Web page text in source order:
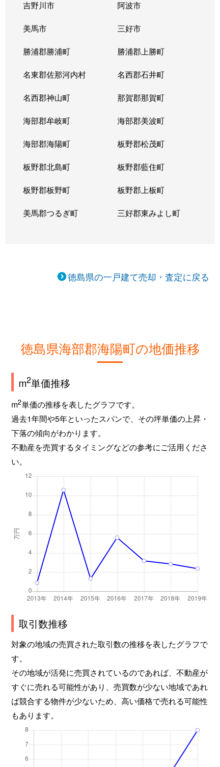
吉野川市 阿波市
美馬市 三好市
勝浦郡勝浦町 勝浦郡上勝町
名東郡佐那河内村 名西郡石井町
名西郡神山町 那賀郡那賀町
海部郡牟岐町 海部郡美波町
海部郡海陽町 板野郡松茂町
板野郡北島町 板野郡藍住町
板野郡板野町 板野郡上板町
美馬郡つるぎ町 三好郡東みよし町
徳島県の一戸建て売却・査定に戻る
徳島県海部郡海陽町の地価推移
m2単価推移
m2単価の推移を表したグラフです。
過去1年間や5年といったスパンで、その坪単価の上昇・
下落の傾向がわかります。
不動産を売買するタイミングなどの参考にご活用くださ
い。
取引数推移
対象の地域の売買された取引数の推移を表したグラフで
す。
その地域が活発に売買されているのであれば、不動産が
すぐに売れる可能性があり、売買数が少ない地域であれ
ば競合する物件が少ないため、高い価格で売れる可能性
もあります。